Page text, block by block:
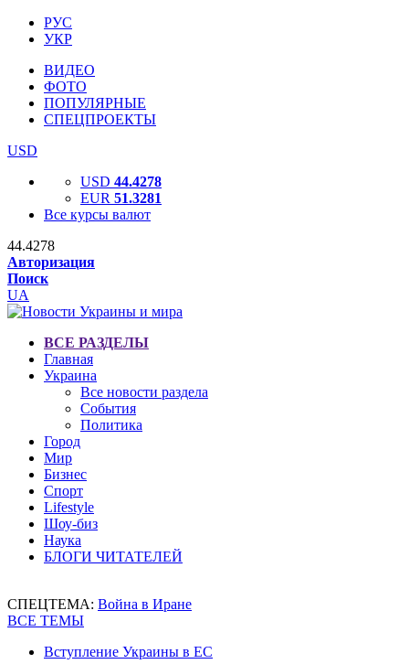
РУС
УКР
ВИДЕО
ФОТО
ПОПУЛЯРНЫЕ
СПЕЦПРОЕКТЫ
USD
USD 44.4278
EUR 51.3281
Все курсы валют
44.4278
Авторизация
Поиск
UA
ВСЕ РАЗДЕЛЫ
Главная
Украина
Все новости раздела
События
Политика
Город
Мир
Бизнес
Спорт
Lifestyle
Шоу-биз
Наука
БЛОГИ ЧИТАТЕЛЕЙ
СПЕЦТЕМА: Война в Иране
ВСЕ ТЕМЫ
Вступление Украины в ЕС